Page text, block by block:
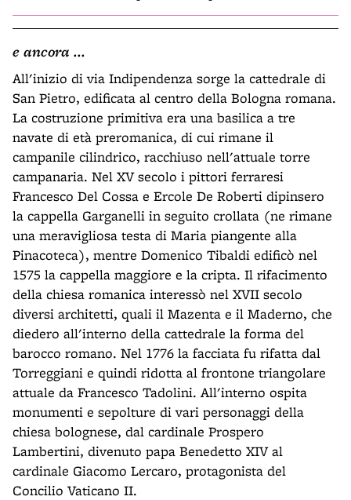
e ancora ...
All'inizio di via Indipendenza sorge la cattedrale di
San Pietro, edificata al centro della Bologna romana.
La costruzione primitiva era una basilica a tre
navate di età preromanica, di cui rimane il
campanile cilindrico, racchiuso nell'attuale torre
campanaria. Nel XV secolo i pittori ferraresi
Francesco Del Cossa e Ercole De Roberti dipinsero
la cappella Garganelli in seguito crollata (ne rimane
una meravigliosa testa di Maria piangente alla
Pinacoteca), mentre Domenico Tibaldi edificò nel
1575 la cappella maggiore e la cripta. Il rifacimento
della chiesa romanica interessò nel XVII secolo
diversi architetti, quali il Mazenta e il Maderno, che
diedero all'interno della cattedrale la forma del
barocco romano. Nel 1776 la facciata fu rifatta dal
Torreggiani e quindi ridotta al frontone triangolare
attuale da Francesco Tadolini. All'interno ospita
monumenti e sepolture di vari personaggi della
chiesa bolognese, dal cardinale Prospero
Lambertini, divenuto papa Benedetto XIV al
cardinale Giacomo Lercaro, protagonista del
Concilio Vaticano II.